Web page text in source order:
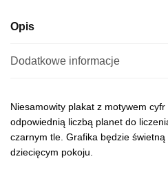
Opis
Dodatkowe informacje
Niesamowity plakat z motywem
odpowiednią liczbą planet do
czarnym tle. Grafika będzie
dziecięcym pokoju.